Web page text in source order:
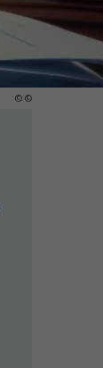
© ©